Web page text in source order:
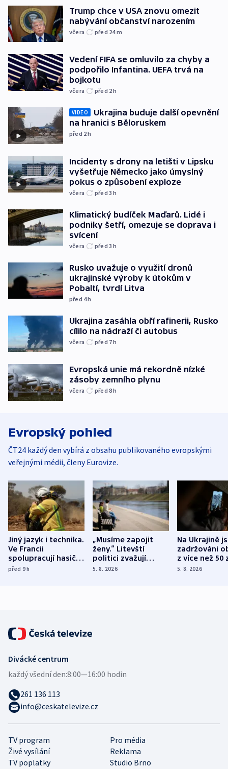
Trump chce v USA znovu omezit
nabývání občanství narozením
včera před 24m
Vedení FIFA se omluvilo za chyby a
podpořilo Infantina. UEFA trvá na
bojkotu
včera před 2h
VIDEO
Ukrajina buduje další opevnění
na hranici s Běloruskem
před 2h
Incidenty s drony na letišti v Lipsku
vyšetřuje Německo jako úmyslný
pokus o způsobení exploze
včera před 3h
Klimatický budíček Maďarů. Lidé i
podniky šetří, omezuje se doprava i
svícení
včera před 3h
Rusko uvažuje o využití dronů
ukrajinské výroby k útokům v
Pobaltí, tvrdí Litva
před 4h
Ukrajina zasáhla obří rafinerii, Rusko
cílilo na nádraží či autobus
včera před 7h
Evropská unie má rekordně nízké
zásoby zemního plynu
včera před 8h
Evropský pohled
ČT24 každý den vybírá z obsahu publikovaného evropskými
veřejnými médii, členy Eurovize.
Jiný jazyk i technika.
Ve Francii
spolupracují hasiči z
různých zemí
před 9h
„Musíme zapojit
ženy.“ Litevští
politici zvažují
dohodu o
5. 8. 2026
Na Ukrajině
zadržováni
z více než 50
Bojovali na
5. 8. 2026
TV program
Pro média
Živé vysílání
Reklama
TV poplatky
Studio Brno
Divácké centrum
každý všední den:8:00—16:00 hodin
261 136 113
info@ceskatelevize.cz